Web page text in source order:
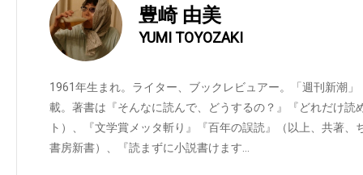
豊崎 由美
YUMI TOYOZAKI
1961年生まれ。ライター、ブックレビュアー。「週刊新潮
載。著書は『そんなに読んで、どうするの？』『どれだけ読
ト）、『文学賞メッタ斬り』『百年の誤読』（以上、共著
書房新書）、『読まずに小説書けます…